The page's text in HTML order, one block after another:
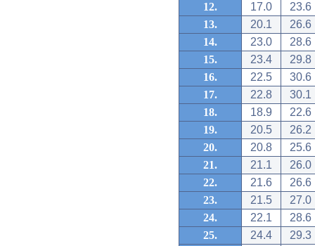
12.
17.0
23.6
13.
20.1
26.6
14.
23.0
28.6
15.
23.4
29.8
16.
22.5
30.6
17.
22.8
30.1
18.
18.9
22.6
19.
20.5
26.2
20.
20.8
25.6
21.
21.1
26.0
22.
21.6
26.6
23.
21.5
27.0
24.
22.1
28.6
25.
24.4
29.3